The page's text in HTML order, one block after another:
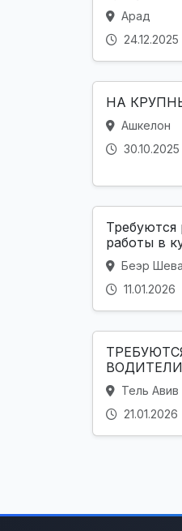
Арад
24.12.2025
НА
Ашкелон
30.10.2025
Требуются
работы в
Беэр Шева
11.01.2026
ВОДИТЕЛИ
Тель Авив
21.01.2026